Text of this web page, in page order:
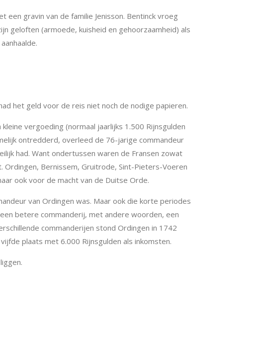
een gravin van de familie Jenisson. Bentinck vroeg
geloften (armoede, kuisheid en gehoorzaamheid) als
het geld voor de reis niet noch de nodige papieren.
vergoeding (normaal jaarlijks 1.500 Rijnsgulden
ontredderd, overleed de 76-jarige commandeur
had. Want ondertussen waren de Fransen zowat
Ordingen, Bernissem, Gruitrode, Sint-Pieters-Voeren
ook voor de macht van de Duitse Orde.
van Ordingen was. Maar ook die korte periodes
betere commanderij, met andere woorden, een
commanderijen stond Ordingen in 1742
plaats met 6.000 Rijnsgulden als inkomsten.